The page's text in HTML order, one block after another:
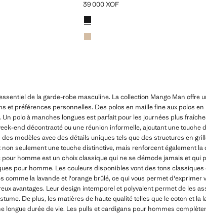
Prix actuel [39 000 XOF ]
39 000 XOF
Couleurs
Noir
Beige
de la garde-robe masculine. La collection Mango Man offre
et préférences personnelles. Des polos en maille fine aux polos
polo à manches longues est parfait pour les journées plus
end décontracté ou une réunion informelle, ajoutant une touche
modèles avec des détails uniques tels que des structures en
seulement une touche distinctive, mais renforcent également la
homme est un choix classique qui ne se démode jamais et qui
pour homme. Les couleurs disponibles vont des tons classiques
comme la lavande et l'orange brûlé, ce qui vous permet d'exprimer
avantages. Leur design intemporel et polyvalent permet de les
De plus, les matières de haute qualité telles que le coton et la
longue durée de vie. Les pulls et cardigans pour hommes